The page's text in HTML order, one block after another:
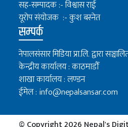
सह-सम्पादक :- विश्वास राई
यूरोप संयोजक :- कुश बस्नेत
सम्पर्क
नेपालसंसार मिडिया प्रा.लि. द्वारा
केन्द्रीय कार्यालय : काठमाडौँ
शाखा कार्यालय : लण्डन
ईमेल : info@nepalsansar.com